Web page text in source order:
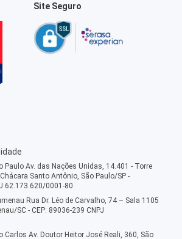
Site Seguro
Paulo Av. das Nações Unidas, 14.401 - Torre
Santo Antônio, São Paulo/SP -
62.173.620/0001-80
Rua Dr. Léo de Carvalho, 74 – Sala 1105
SC - CEP: 89036-239 CNPJ
Carlos Av. Doutor Heitor José Reali, 360, São